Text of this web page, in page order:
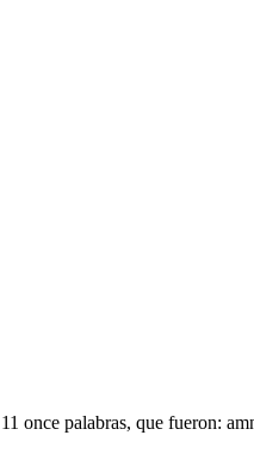
once palabras, que fueron: